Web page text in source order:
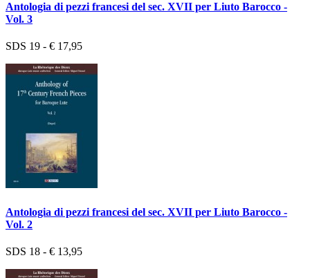
Antologia di pezzi francesi del sec. XVII per Liuto Barocco -
Vol. 3
SDS 19 - € 17,95
Antologia di pezzi francesi del sec. XVII per Liuto Barocco -
Vol. 2
SDS 18 - € 13,95